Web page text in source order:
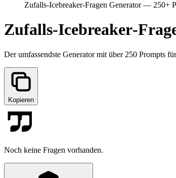
Zufalls‑Icebreaker‑Fragen Generator — 250+
Der umfassendste Generator mit über 250 Prompts
Kopieren
Noch keine Fragen vorhanden.